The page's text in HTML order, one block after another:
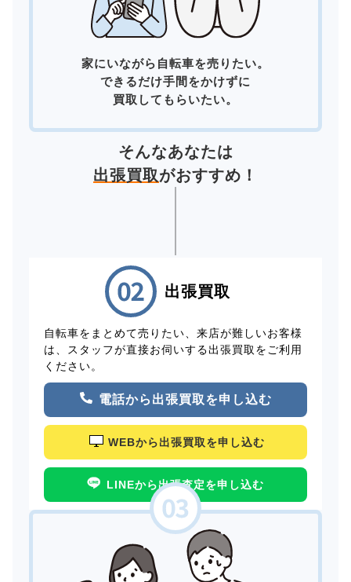
家にいながら自転車を売りたい。
できるだけ手間をかけずに
買取してもらいたい。
そんなあなたは
出張買取がおすすめ！
出張買取
自転車をまとめて売りたい、来店が難しいお客様
は、スタッフが直接お伺いする出張買取をご利用
ください。
電話から出張買取を申し込む
WEBから出張買取を申し込む
LINEから出張査定を申し込む